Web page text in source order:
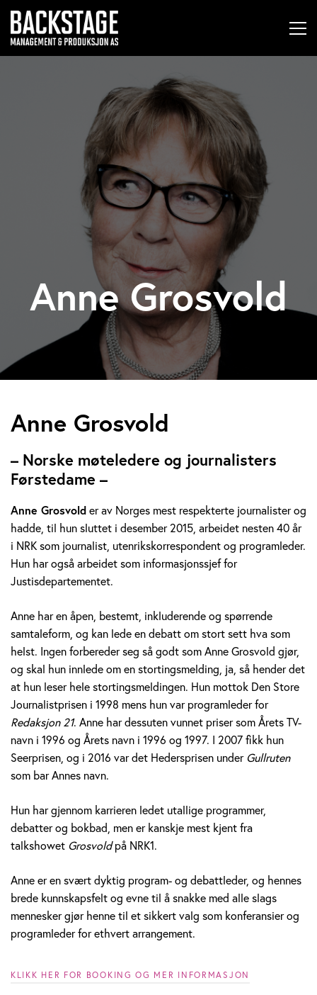
Anne Grosvold
A
n
n
e
G
r
s
v
o
l
d
Anne Grosvold
– Norske møteledere og journalisters
Førstedame –
Anne Grosvold er av Norges mest respekterte journalister og
hadde, til hun sluttet i desember 2015, arbeidet nesten 40 år
i NRK som journalist, utenrikskorrespondent og programleder.
Hun har også arbeidet som informasjonssjef for
Justisdepartementet.
Anne har en åpen, bestemt, inkluderende og spørrende
samtaleform, og kan lede en debatt om stort sett hva som
helst. Ingen forbereder seg så godt som Anne Grosvold gjør,
og skal hun innlede om en stortingsmelding, ja, så hender det
at hun leser hele stortingsmeldingen. Hun mottok Den Store
Journalistprisen i 1998 mens hun var programleder for
Redaksjon 21. Anne har dessuten vunnet priser som Årets TV-
navn i 1996 og Årets navn i 1996 og 1997. I 2007 fikk hun
Seerprisen, og i 2016 var det Hedersprisen under Gullruten
som bar Annes navn.
Hun har gjennom karrieren ledet utallige programmer,
debatter og bokbad, men er kanskje mest kjent fra
talkshowet Grosvoldpå NRK1.
Anne er en svært dyktig program- og debattleder, og hennes
brede kunnskapsfelt og evne til å snakke med alle slags
mennesker gjør henne til et sikkert valg som konferansier og
programleder for ethvert arrangement.
KLIKK HER FOR BOOKING OG MER INFORMASJON